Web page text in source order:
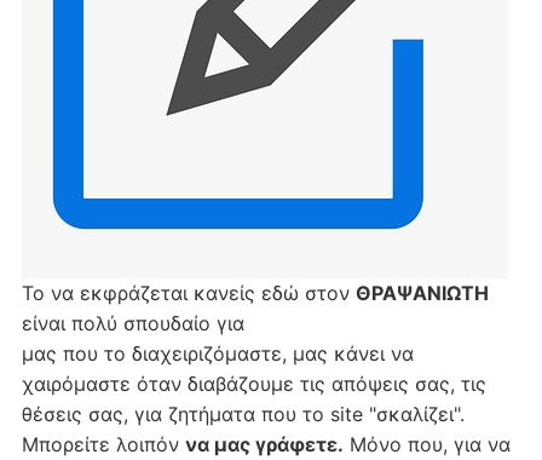
Το να εκφράζεται κανείς εδώ στον ΘΡΑΨΑΝΙΩΤΗ
είναι πολύ σπουδαίο για
μας που το διαχειριζόμαστε, μας κάνει να
χαιρόμαστε όταν διαβάζουμε τις απόψεις σας, τις
θέσεις σας, για ζητήματα που το site "σκαλίζει".
Μπορείτε λοιπόν να μας γράφετε. Μόνο που, για να